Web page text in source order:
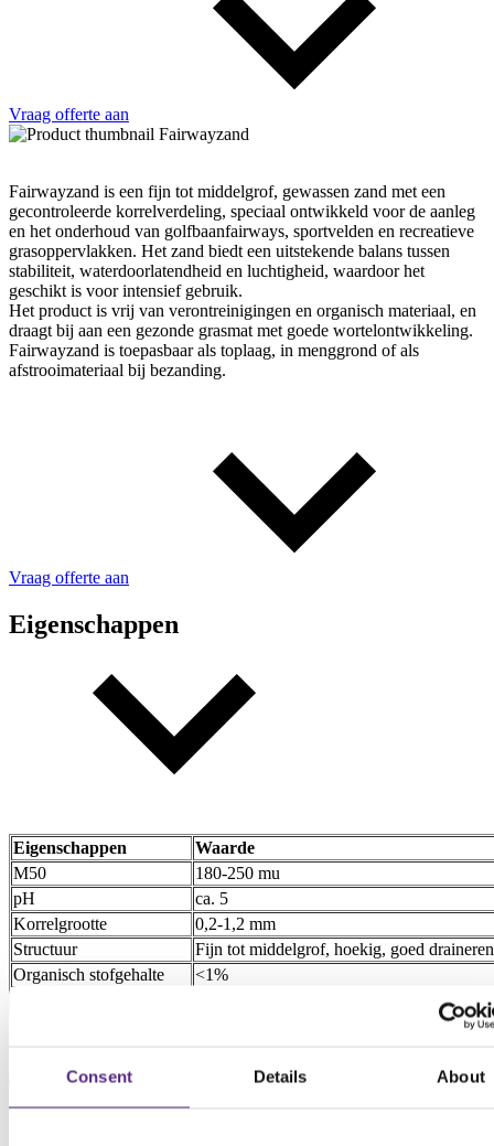
Consent Details About
Vraag offerte aan
Fairwayzand is een fijn tot middelgrof, gewassen zand met een
gecontroleerde korrelverdeling, speciaal ontwikkeld voor de aanleg
en het onderhoud van golfbaanfairways, sportvelden en recreatieve
grasoppervlakken. Het zand biedt een uitstekende balans tussen
stabiliteit, waterdoorlatendheid en luchtigheid, waardoor het
geschikt is voor intensief gebruik.
Het product is vrij van verontreinigingen en organisch materiaal, en
draagt bij aan een gezonde grasmat met goede wortelontwikkeling.
Fairwayzand is toepasbaar als toplaag, in menggrond of als
afstrooimateriaal bij bezanding.
Vraag offerte aan
Eigenschappen
Eigenschappen
Waarde
M50
180-250 mu
pH
ca. 5
Korrelgrootte
0,2-1,2 mm
Structuur
Fijn tot middelgrof, hoekig, goed
Organisch stofgehalte
<1%
Fairways, sportvelden, gazons, bezandig
Toepassingen